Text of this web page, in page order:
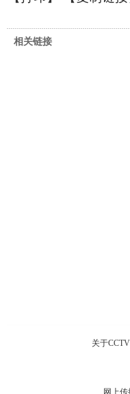
相关链接
关于CCTV
网上传